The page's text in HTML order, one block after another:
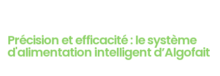
Précision et efficacité : le système
d'alimentation intelligent d’Algofait